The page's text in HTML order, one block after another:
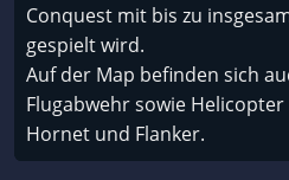
Conquest mit bis zu
gespielt wird.
Auf der Map befinden sich
Flugabwehr sowie
Hornet und Flanker.